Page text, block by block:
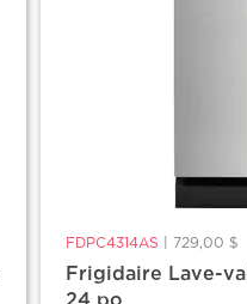
FDPC4314AS 729,00 $
Frigidaire Lave-
24 po